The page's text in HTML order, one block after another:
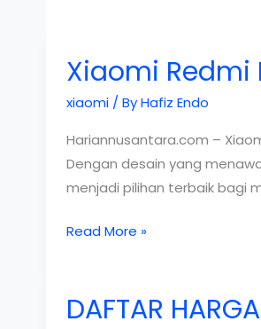
Xiaomi Redmi
xiaomi/ ByHafiz Endo
Hariannusantara.com –
Dengan desain yang
menjadi pilihan terbaik bagi
Xiaomi
12
Read More »
DAFTAR